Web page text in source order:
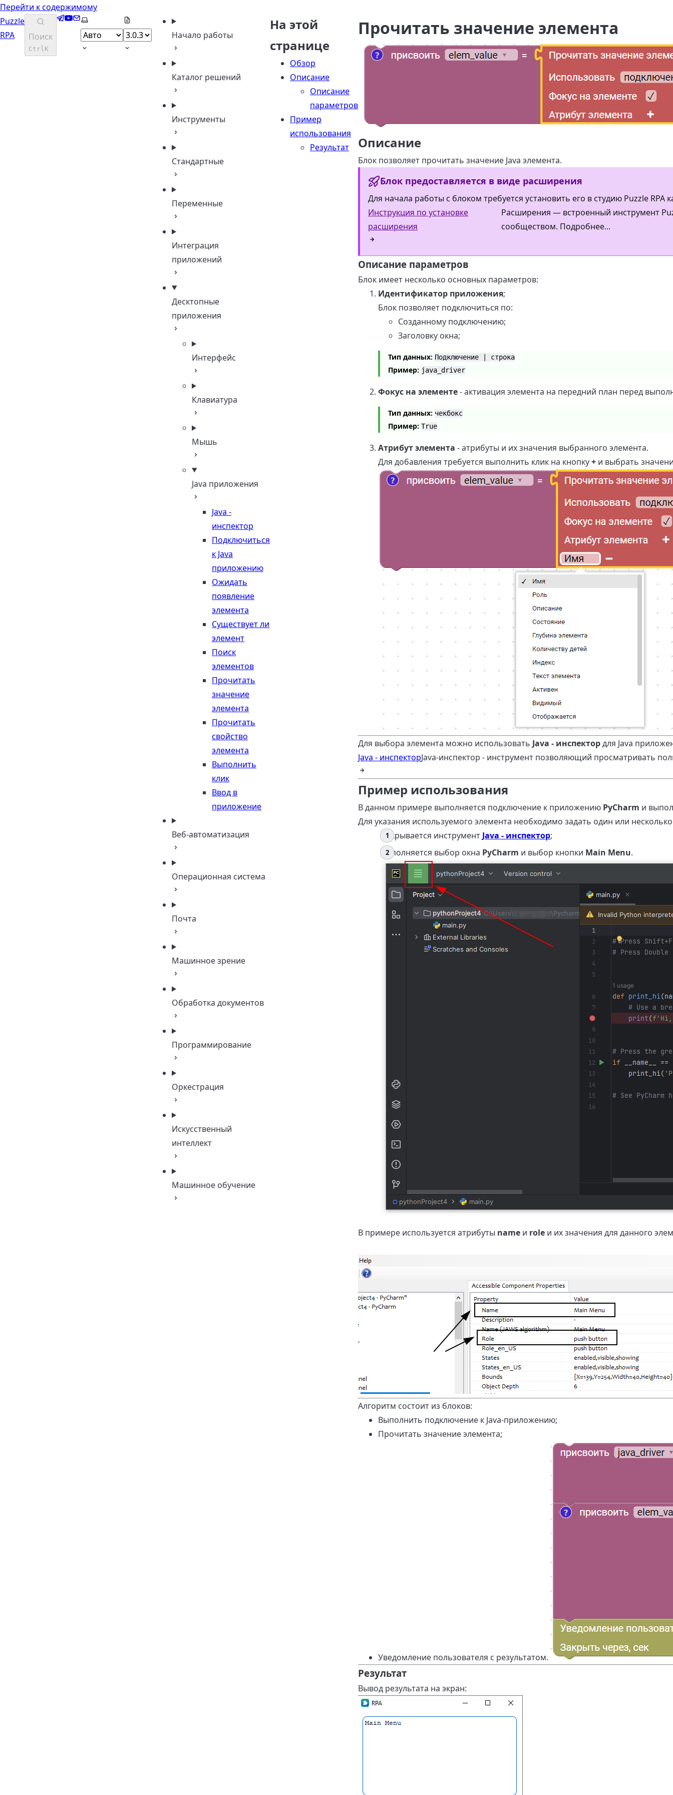
Перейти к содержимому
Puzzle
RPA
Поиск
CtrlK
Telegram
YouTube
EmailВыберите тему
Начало работы
Каталог решений
Инструменты
Стандартные
Переменные
Интеграция
приложений
Десктопные
приложения
Интерфейс
Клавиатура
Мышь
Java приложения
Java -
инспектор
Подключиться
к Java
приложению
Ожидать
появление
элемента
Существует ли
элемент
Поиск
элементов
Прочитать
значение
элемента
Прочитать
свойство
элемента
Выполнить
клик
Ввод в
приложение
Веб-автоматизация
Операционная система
Почта
Машинное зрение
Обработка документов
Программирование
Оркестрация
Искусственный
интеллект
Машинное обучение
На этой
странице
Обзор
Описание
Описание
параметров
Пример
использования
Результат
Прочитать значение элемента
Описание
Блок позволяет прочитать значение Java элемента.
Блок предоставляется в виде расширения
Для начала работы с блоком требуется установить его в студию Puzzle RPA
Инструкция по установке
расширения
Расширения — встроенный инструмент
сообществом. Подробнее...
Описание параметров
Блок имеет несколько основных параметров:
Идентификатор приложения;
Блок позволяет подключиться по:
Созданному подключению;
Заголовку окна;
Тип данных: Подключение | строка
Пример: java_driver
Фокус на элементе- активация элемента на передний план перед
Тип данных: чекбокс
Пример: True
Атрибут элемента - атрибуты и их значения выбранного элемента.
Для добавления требуется выполнить клик на кнопку+ и выбрать
Для выбора элемента можно использовать Java - инспектордля Java
Java - инспекторJava-инспектор - инструмент позволяющий просматривать
Пример использования
В данном примере выполняется подключение к приложению PyCharm и
Для указания используемого элемента необходимо задать один или
Открывается инструмент Java - инспектор;
Выполняется выбор окна PyCharm и выбор кнопки Main Menu.
В примере используется атрибуты name и role и их значения для данного
Алгоритм состоит из блоков:
Выполнить подключение к Java-приложению;
Прочитать значение элемента;
Уведомление пользователя с результатом.
Результат
Вывод результата на экран: